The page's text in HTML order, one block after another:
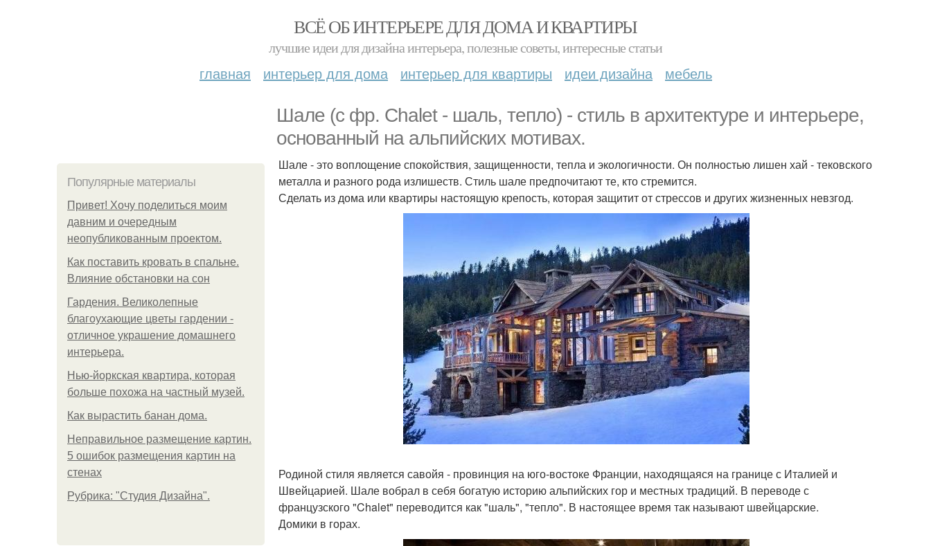
ВСЁ ОБ ИНТЕРЬЕРЕ ДЛЯ ДОМА И КВАРТИРЫ
лучшие идеи для дизайна интерьера, полезные советы, интересные статьи
главная интерьер для дома интерьер для квартиры идеи дизайна мебель
Шале (с фр. Chalet - шаль, тепло) - стиль в архитектуре и интерьере,
основанный на альпийских мотивах.
Популярные материалы
Привет! Хочу поделиться моим
давним и очередным
неопубликованным проектом.
Как поставить кровать в спальне.
Влияние обстановки на сон
Гардения. Великолепные
благоухающие цветы гардении -
отличное украшение домашнего
интерьера.
Нью-йоркская квартира, которая
больше похожа на частный музей.
Как вырастить банан дома.
Неправильное размещение картин.
5 ошибок размещения картин на
стенах
Рубрика: "Студия Дизайна".
Шале - это воплощение спокойствия, защищенности, тепла и экологичности. Он полностью лишен хай - тековского
металла и разного рода излишеств. Стиль шале предпочитают те, кто стремится.
Сделать из дома или квартиры настоящую крепость, которая защитит от стрессов и других жизненных невзгод.
Родиной стиля является савойя - провинция на юго-востоке Франции, находящаяся на границе с Италией и
Швейцарией. Шале вобрал в себя богатую историю альпийских гор и местных традиций. В переводе с
французского "Chalet" переводится как "шаль", "тепло". В настоящее время так называют швейцарские.
Домики в горах.